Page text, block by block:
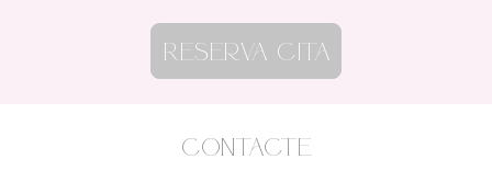
Reserva cita
Contacte